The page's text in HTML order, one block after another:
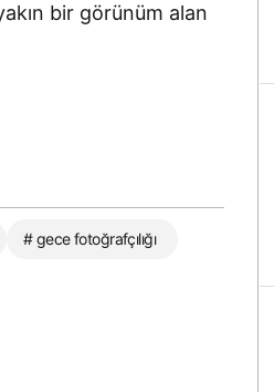
bir görünüm alan
# gece fotoğrafçılığı